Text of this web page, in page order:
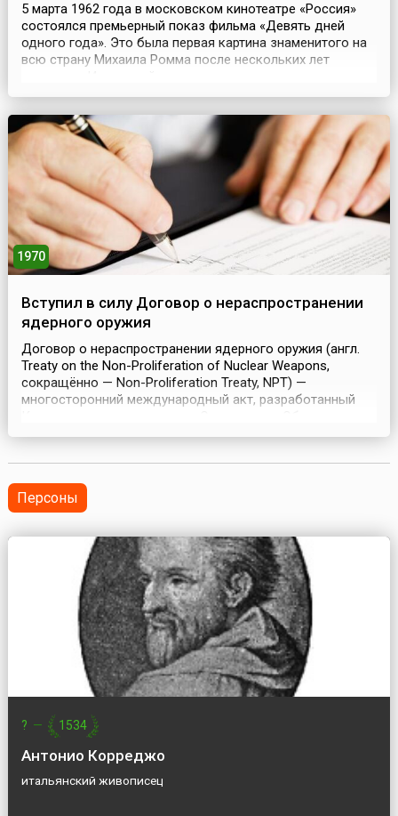
5 марта 1962 года в московском кинотеатре «Россия»
состоялся премьерный показ фильма «Девять дней
одного года». Это была первая картина знаменитого на
всю страну Михаила Ромма после нескольких лет
своими фильмами о Ленине режиссер снял
оттепели. Происходящие в стране события заставили
многих пересмот...
1970
Вступил в силу Договор о нераспространении
ядерного оружия
Договор о нераспространении ядерного оружия (англ.
Treaty on the Non-Proliferation of Nuclear Weapons,
сокращённо — Non-Proliferation Treaty, NPT) —
многосторонний международный акт, разработанный
Наций. Цель Договора — ограничение круга стран,
международного контроля за выполнением
государствами взятых обяза...
Персоны
? — 1534
Антонио Корреджо
итальянский живописец